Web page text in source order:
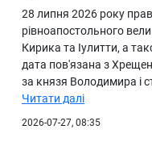
28 липня 2026 року
рівноапостольного
Кирика та Іулитти, а
дата пов'язана з
за князя Володимира і
Читати далі
2026-07-27, 08:35